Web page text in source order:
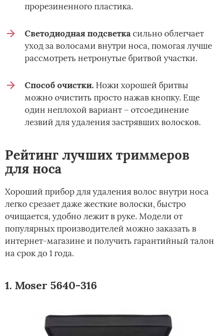
прорезиненного пластика.
Светодиодная подсветкасильно облегчает
уход за волосами внутри носа, помогая лучше
рассмотреть нетронутые бритвой участки.
Способ очистки. Ножи хорошей бритвы
можно очистить просто нажав кнопку. Еще
один неплохой вариант – отсоединение
лезвий для удаления застрявших волосков.
Рейтинг лучших триммеров
для носа
Хороший прибор для удаления волос внутри носа
легко срезает даже жесткие волоски, быстро
очищается, удобно лежит в руке. Модели от
популярных производителей можно заказать в
интернет-магазине и получить гарантийный талон
на срок до 1 года.
1. Moser 5640-316